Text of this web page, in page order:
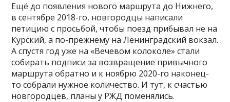
Ещё до появления нового маршрута до Нижнего,
в сентябре 2018-го, новгородцы написали
петицию с просьбой, чтобы поезд прибывал не на
Курский, а по-прежнему на Ленинградский вокзал.
А спустя год уже на «Вечевом колоколе» стали
собирать подписи за возвращение привычного
маршрута обратно и к ноябрю 2020-го наконец-
то собрали нужное количество. И тут, к счастью
новгородцев, планы у РЖД поменялись.